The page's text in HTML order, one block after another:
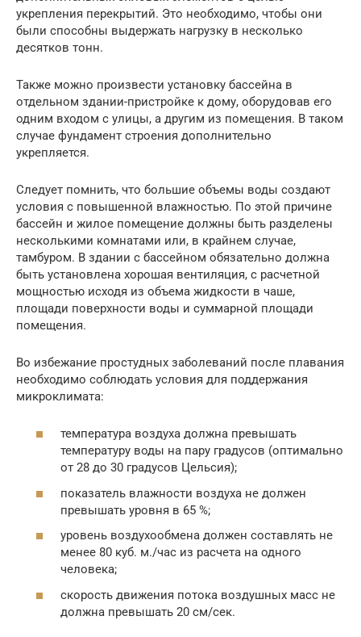
укрепления перекрытий. Это необходимо, чтобы они
были способны выдержать нагрузку в несколько
десятков тонн.
Также можно произвести установку бассейна в
отдельном здании-пристройке к дому, оборудовав его
одним входом с улицы, а другим из помещения. В таком
случае фундамент строения дополнительно
укрепляется.
Следует помнить, что большие объемы воды создают
условия с повышенной влажностью. По этой причине
бассейн и жилое помещение должны быть разделены
несколькими комнатами или, в крайнем случае,
тамбуром. В здании с бассейном обязательно должна
быть установлена хорошая вентиляция, с расчетной
мощностью исходя из объема жидкости в чаше,
площади поверхности воды и суммарной площади
помещения.
Во избежание простудных заболеваний после плавания
необходимо соблюдать условия для поддержания
микроклимата:
температура воздуха должна превышать
температуру воды на пару градусов (оптимально
от 28 до 30 градусов Цельсия);
показатель влажности воздуха не должен
превышать уровня в 65 %;
уровень воздухообмена должен составлять не
менее 80 куб. м./час из расчета на одного
человека;
скорость движения потока воздушных масс не
должна превышать 20 см/сек.